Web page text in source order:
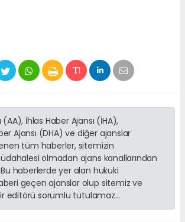
İhlas Haber Ajansı (İHA),
Ajansı (DHA) ve diğer ajanslar
tüm haberler, sitemizin
olmadan ajans kanallarından
haberlerde yer alan hukuki
geçen ajanslar olup sitemiz ve
editörü sorumlu tutulamaz...